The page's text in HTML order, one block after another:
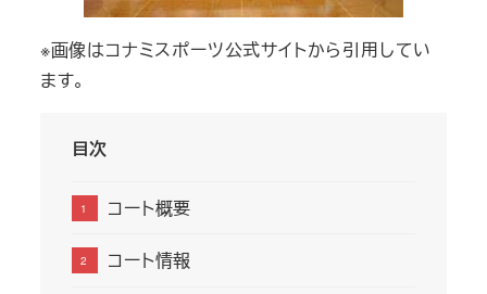
※画像はコナミスポーツ公式サイトから引用してい
ます。
目次
コート概要
コート情報